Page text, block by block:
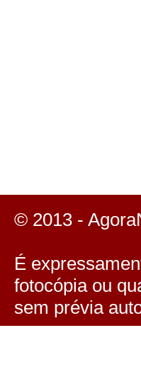
© 2013 -
É
fotocópia ou
sem prévia